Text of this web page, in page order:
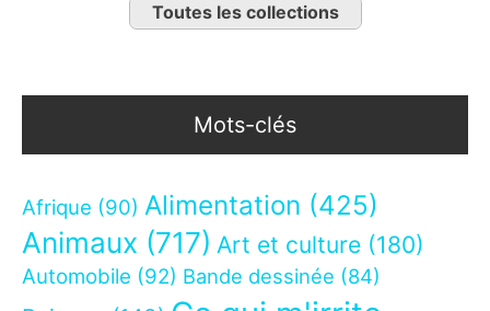
Toutes les collections
Mots-clés
Afrique (90) Alimentation (425)
Animaux (717) Art et culture (180)
Automobile (92) Bande dessinée (84)